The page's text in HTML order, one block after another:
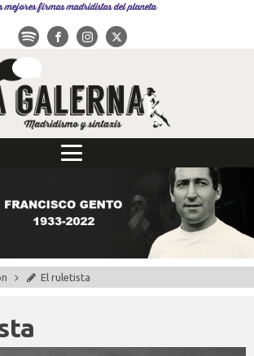
mejores firmas madridistas del planeta
El ruletista